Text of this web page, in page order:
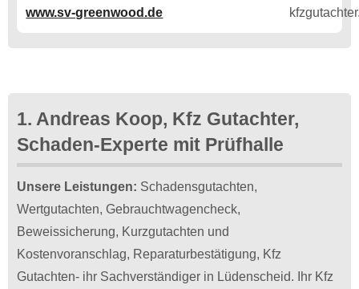
www.sv-greenwood.de
1. Andreas Koop, Kfz Gutachter,
Schaden-Experte mit Prüfhalle
Unsere Leistungen: Schadensgutachten,
Wertgutachten, Gebrauchtwagencheck,
Beweissicherung, Kurzgutachten und
Kostenvoranschlag, Reparaturbestätigung, Kfz
Gutachten- ihr Sachverständiger in Lüdenscheid. Ihr Kfz